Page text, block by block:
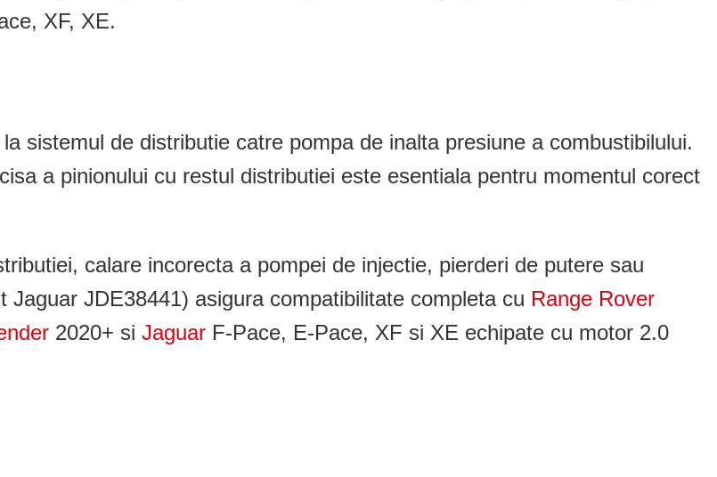
XF, XE.
sistemul de distributie catre pompa de inalta presiune a combustibilului.
a pinionului cu restul distributiei este esentiala pentru momentul corect
calare incorecta a pompei de injectie, pierderi de putere sau
JDE38441) asigura compatibilitate completa cu Range Rover
2020+ si Jaguar F-Pace, E-Pace, XF si XE echipate cu motor 2.0